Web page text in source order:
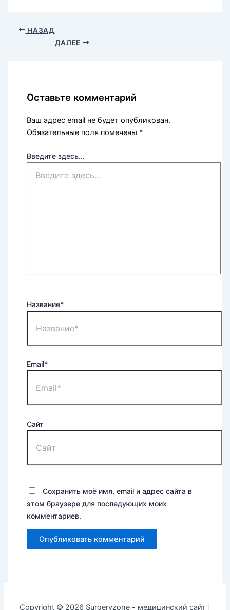
НАЗАД
ДАЛЕЕ
Оставьте комментарий
Ваш адрес email не будет опубликован.
Обязательные поля помечены *
Введите здесь...
Название*
Email*
Сайт
Сохранить моё имя, email и адрес сайта в
этом браузере для последующих моих
комментариев.
Copyright © 2026 Surgeryzone - медицинский сайт |